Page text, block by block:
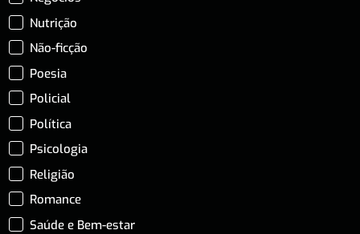
Nutrição
Não-ficção
Poesia
Policial
Política
Psicologia
Religião
Romance
Saúde e Bem-estar